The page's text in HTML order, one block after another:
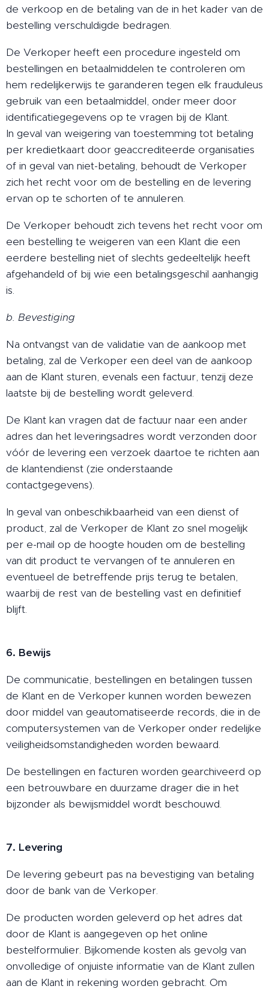
de verkoop en de betaling van de in het kader van de
bestelling verschuldigde bedragen.
De Verkoper heeft een procedure ingesteld om
bestellingen en betaalmiddelen te controleren om
hem redelijkerwijs te garanderen tegen elk frauduleus
gebruik van een betaalmiddel, onder meer door
identificatiegegevens op te vragen bij de Klant.
In geval van weigering van toestemming tot betaling
per kredietkaart door geaccrediteerde organisaties
of in geval van niet-betaling, behoudt de Verkoper
zich het recht voor om de bestelling en de levering
ervan op te schorten of te annuleren.
De Verkoper behoudt zich tevens het recht voor om
een bestelling te weigeren van een Klant die een
eerdere bestelling niet of slechts gedeeltelijk heeft
afgehandeld of bij wie een betalingsgeschil aanhangig
is.
b. Bevestiging
Na ontvangst van de validatie van de aankoop met
betaling, zal de Verkoper een deel van de aankoop
aan de Klant sturen, evenals een factuur, tenzij deze
laatste bij de bestelling wordt geleverd.
De Klant kan vragen dat de factuur naar een ander
adres dan het leveringsadres wordt verzonden door
vóór de levering een verzoek daartoe te richten aan
de klantendienst (zie onderstaande
contactgegevens).
In geval van onbeschikbaarheid van een dienst of
product, zal de Verkoper de Klant zo snel mogelijk
per e-mail op de hoogte houden om de bestelling
van dit product te vervangen of te annuleren en
eventueel de betreffende prijs terug te betalen,
waarbij de rest van de bestelling vast en definitief
blijft.
6. Bewijs
De communicatie, bestellingen en betalingen tussen
de Klant en de Verkoper kunnen worden bewezen
door middel van geautomatiseerde records, die in de
computersystemen van de Verkoper onder redelijke
veiligheidsomstandigheden worden bewaard.
De bestellingen en facturen worden gearchiveerd op
een betrouwbare en duurzame drager die in het
bijzonder als bewijsmiddel wordt beschouwd.
7. Levering
De levering gebeurt pas na bevestiging van betaling
door de bank van de Verkoper.
De producten worden geleverd op het adres dat
door de Klant is aangegeven op het online
bestelformulier. Bijkomende kosten als gevolg van
onvolledige of onjuiste informatie van de Klant zullen
aan de Klant in rekening worden gebracht. Om